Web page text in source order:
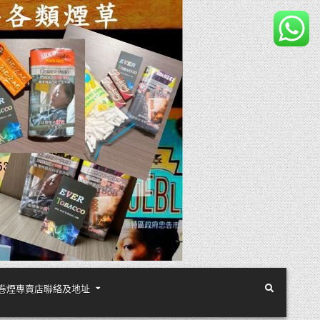
卷煙專賣店聯絡及地址